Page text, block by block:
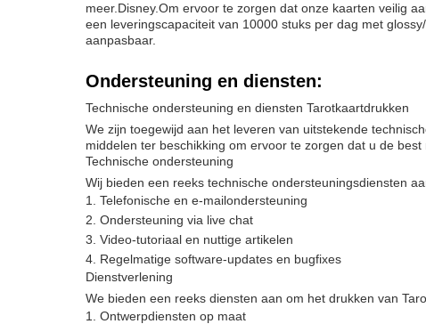
meer.Disney.Om ervoor te zorgen dat onze kaarten veilig
een leveringscapaciteit van 10000 stuks per dag met
aanpasbaar.
Ondersteuning en diensten:
Technische ondersteuning en diensten Tarotkaartdrukken
We zijn toegewijd aan het leveren van uitstekende
middelen ter beschikking om ervoor te zorgen dat u de
Technische ondersteuning
Wij bieden een reeks technische ondersteuningsdiensten
Telefonische en e-mailondersteuning
Ondersteuning via live chat
Video-tutoriaal en nuttige artikelen
Regelmatige software-updates en bugfixes
Dienstverlening
We bieden een reeks diensten aan om het drukken van
Ontwerpdiensten op maat